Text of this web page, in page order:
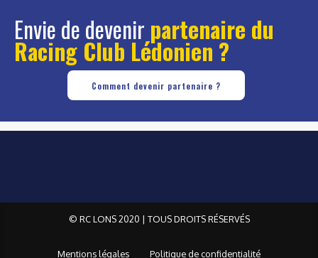
Envie de devenir partenaire du
Racing Club Lédonien ?
Comment devenir partenaire ?
© RC LONS 2020 | TOUS DROITS RÉSERVÉS
Mentions légales Politique de confidentialité